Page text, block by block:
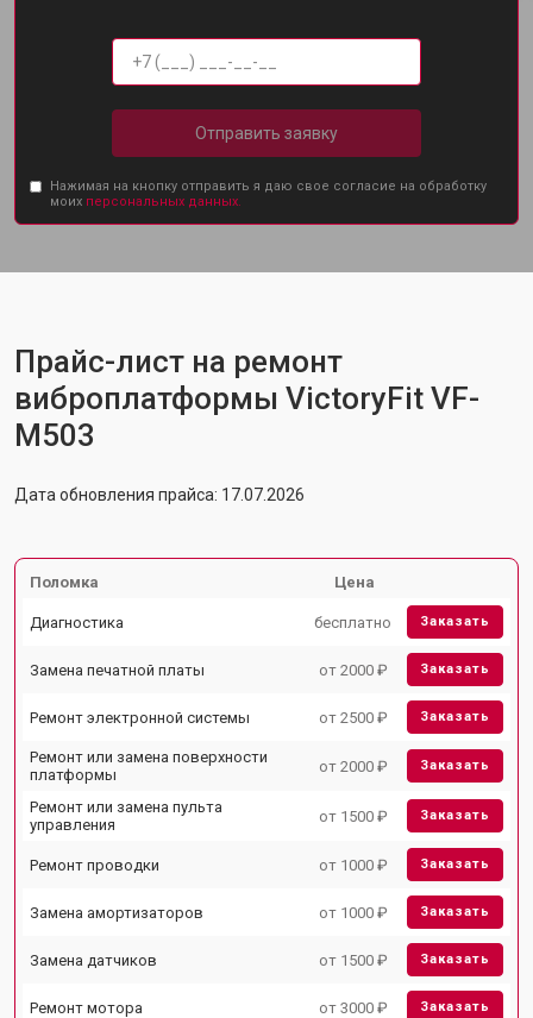
Отправить заявку
Нажимая на кнопку отправить я даю свое согласие на обработку
моих персональных данных.
Прайс-лист на ремонт
виброплатформы VictoryFit VF-
M503
Дата обновления прайса: 17.07.2026
Поломка Цена
Диагностика бесплатно Заказать
Замена печатной платы от 2000 ₽ Заказать
Ремонт электронной системы от 2500 ₽ Заказать
Ремонт или замена поверхности
платформы
от 2000 ₽ Заказать
Ремонт или замена пульта
управления
от 1500 ₽ Заказать
Ремонт проводки от 1000 ₽ Заказать
Замена амортизаторов от 1000 ₽ Заказать
Замена датчиков от 1500 ₽ Заказать
Ремонт мотора от 3000 ₽ Заказать